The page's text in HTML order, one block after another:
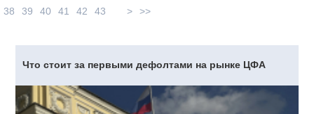
38
39 40 41 42 43 > >>
Что стоит за первыми дефолтами на рынке ЦФА